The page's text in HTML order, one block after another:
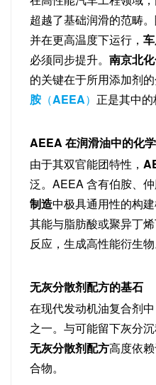
超越了基础润滑的范畴
并在更高温度下运行，
必须同步提升。南京北
的关键在于所用添加剂
胺 （AEEA） 正是其中的
AEEA 在润滑油中的化
由于其双官能团特性，
泛。AEEA 含有伯胺、
制造中极具通用性的构
其能与脂肪酸或聚异丁
反应，生成高性能衍生物
无灰分散剂配方的基石
在现代发动机油复合剂
之一。与可能留下灰分
无灰分散剂配方高度依
合物。